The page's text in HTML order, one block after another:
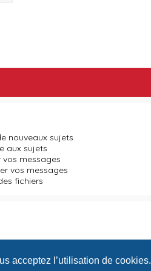
acceptez l’utilisation de cookies.
nouveaux sujets
aux sujets
messages
vos messages
fichiers